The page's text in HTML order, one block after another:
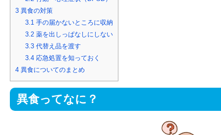
3 異食の対策
3.1手の届かないところに収納
3.2薬を出しっぱなしにしない
3.3代替え品を渡す
3.4応急処置を知っておく
4 異食についてのまとめ
異食ってなに？